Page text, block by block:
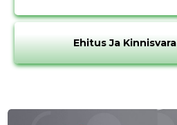
Ehitus Ja Kinnisvara